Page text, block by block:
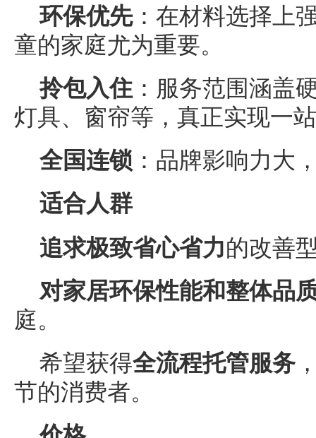
环保优先：在材料选择上
童的家庭尤为重要。
拎包入住 ：服务范围涵盖
灯具、窗帘等，真正实现一
全国连锁 ：品牌影响力大
适合人群
追求极致省心省力的改善
对家居环保性能和整体品
庭。
希望获得全流程托管服务
节的消费者。